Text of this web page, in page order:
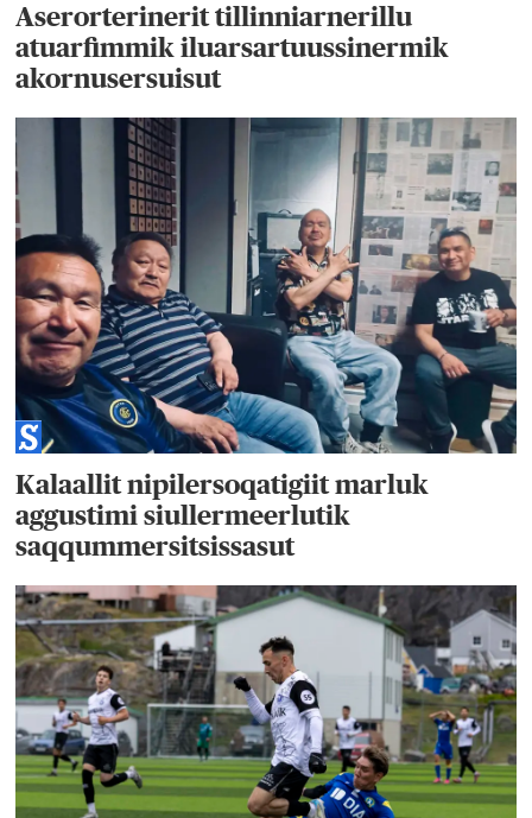
Aserorterinerit tillinniarnerillu
atuarfimmik iluarsartuussinermik
akornusersuisut
Kalaallit nipilersoqatigiit marluk
aggustimi siullermeerlutik
saqqummersitsissasut